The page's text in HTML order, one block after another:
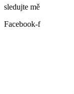
sledujte mě
Facebook-f